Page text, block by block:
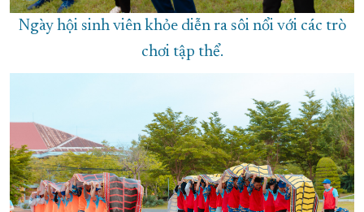
Ngày hội sinh viên khỏe diễn ra sôi nổi với các trò
chơi tập thể.